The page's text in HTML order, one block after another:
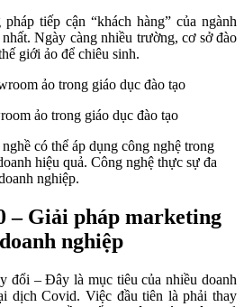
tiếp cận “khách hàng” của ngành
Ngày càng nhiều trường, cơ sở đào
giới ảo để chiêu sinh.
ảo trong giáo dục đào tạo
có thể áp dụng công nghệ trong
hiệu quả. Công nghệ thực sự đa
nghiệp.
– Giải pháp marketing
nghiệp
đổi – Đây là mục tiêu của nhiều doanh
dịch Covid. Việc đầu tiên là phải thay